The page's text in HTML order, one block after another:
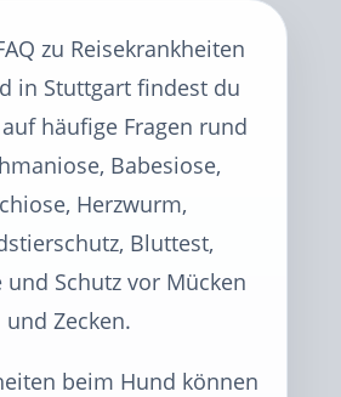
zu Reisekrankheiten
in Stuttgart findest du
häufige Fragen rund
Babesiose,
Herzwurm,
Bluttest,
und Schutz vor Mücken
und Zecken.
beim Hund können